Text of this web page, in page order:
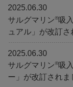
2025.06.30
サルグマリン®吸
ュアル」が改訂さ
2025.06.30
サルグマリン®吸
ー」が改訂されま